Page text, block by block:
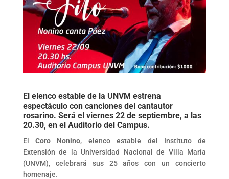
El elenco estable de la UNVM estrena
espectáculo con canciones del cantautor
rosarino. Será el viernes 22 de septiembre, a las
20.30, en el Auditorio del Campus.
ElCoro Nonino, elenco estable del Instituto de
Extensión de la Universidad Nacional de Villa María
(UNVM), celebrará sus 25 años con un concierto
homenaje.